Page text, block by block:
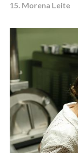
15. Morena Leite